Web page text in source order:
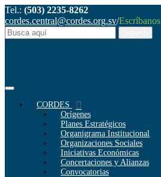
Tel.: (503) 2235-8262
cordes.central@cordes.org.sv/Escríbanos
CORDES
Orígenes
Planes Estratégicos
Organigrama Institucional
Organizaciones Sociales
Iniciativas Económicas
Concertaciones y Alianzas
Convocatorias